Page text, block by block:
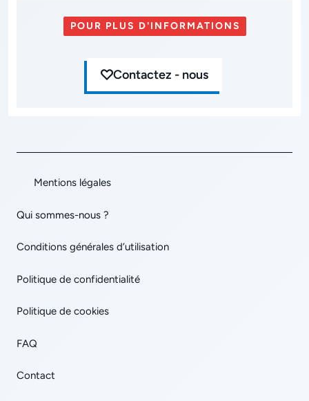
POUR PLUS D'INFORMATIONS
Contactez - nous
Mentions légales
Qui sommes-nous ?
Conditions générales d’utilisation
Politique de confidentialité
Politique de cookies
FAQ
Contact